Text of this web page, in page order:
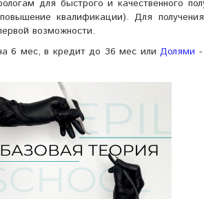
для быстрого и качественного
квалификации). Для
возможности.
6 мес, в кредит до 36 мес илиДолями